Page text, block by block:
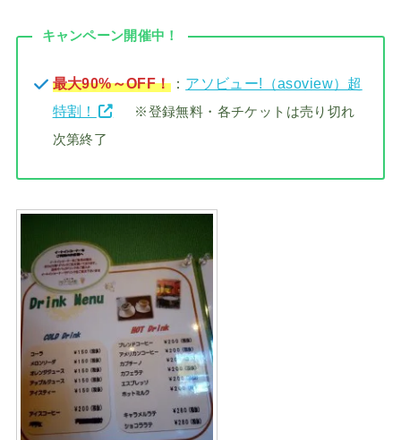
キャンペーン開催中！
最大90%～OFF！： アソビュー!（asoview）超
特割！
※登録無料・各チケットは売り切れ
次第終了